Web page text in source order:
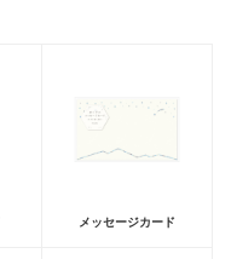
メッセージカード